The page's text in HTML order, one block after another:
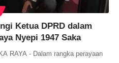
Ketua DPRD dalam
Nyepi 1947 Saka
RAYA - Dalam rangka perayaan